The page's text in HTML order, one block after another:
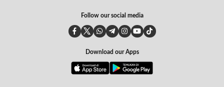
Follow our social media
Download our Apps